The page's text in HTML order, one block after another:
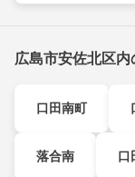
広島市安佐北区
口田南町
落合南 口